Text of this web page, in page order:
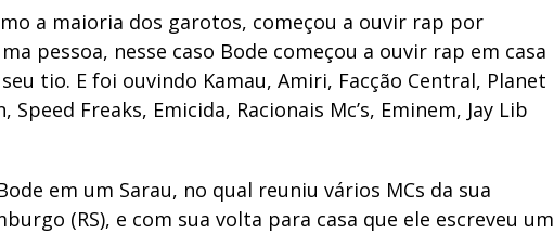
a maioria dos garotos, começou a ouvir rap por
pessoa, nesse caso Bode começou a ouvir rap em casa
tio. E foi ouvindo Kamau, Amiri, Facção Central, Planet
Speed Freaks, Emicida, Racionais Mc’s, Eminem, Jay Lib
em um Sarau, no qual reuniu vários MCs da sua
(RS), e com sua volta para casa que ele escreveu um